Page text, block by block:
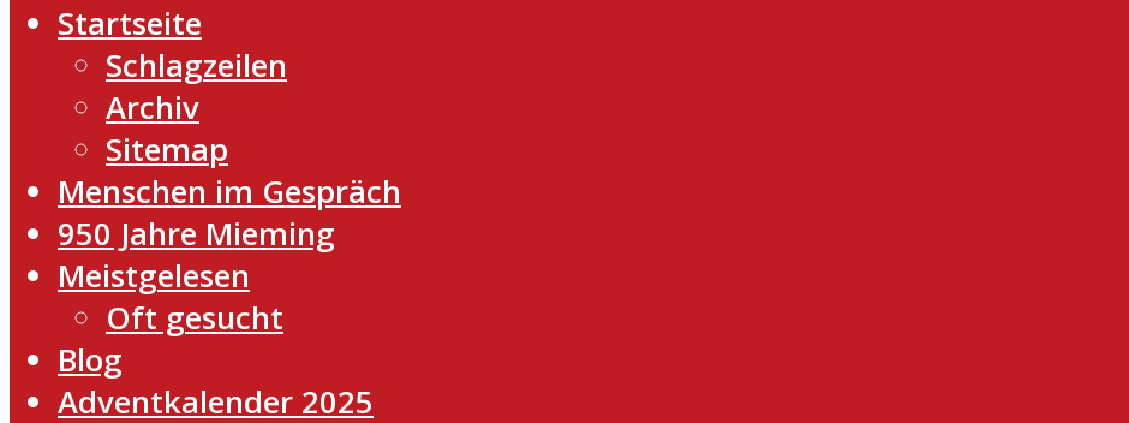
Startseite
Schlagzeilen
Archiv
Sitemap
Menschen im Gespräch
950 Jahre Mieming
Meistgelesen
Oft gesucht
Blog
Adventkalender 2025